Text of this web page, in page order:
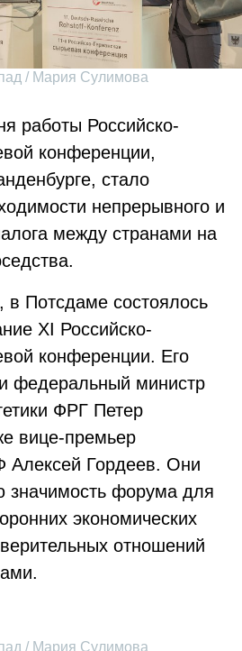
/ Мария Сулимова
работы Российско-
конференции,
стало
непрерывного и
между странами на
в Потсдаме состоялось
ХI Российско-
конференции. Его
федеральный министр
ФРГ Петер
вице-премьер
Алексей Гордеев. Они
значимость форума для
экономических
отношений
/ Мария Сулимова